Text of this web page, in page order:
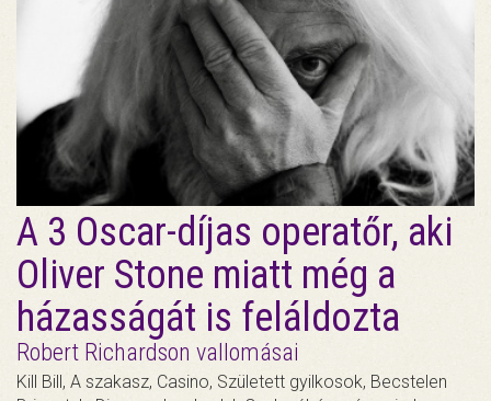
A 3 Oscar-díjas operatőr, aki
Oliver Stone miatt még a
házasságát is feláldozta
Robert Richardson vallomásai
Kill Bill, A szakasz, Casino, Született gyilkosok, Becstelen